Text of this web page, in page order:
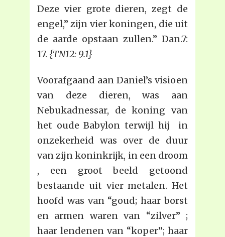
Deze vier grote dieren, zegt de
engel,” zijn vier koningen, die uit
de aarde opstaan zullen.” Dan.7:
17. {TN12: 9.1}
Voorafgaand aan Daniel’s visioen
van deze dieren, was aan
Nebukadnessar, de koning van
het oude Babylon terwijl hij in
onzekerheid was over de duur
van zijn koninkrijk, in een droom
, een groot beeld getoond
bestaande uit vier metalen. Het
hoofd was van “goud; haar borst
en armen waren van “zilver” ;
haar lendenen van “koper”; haar